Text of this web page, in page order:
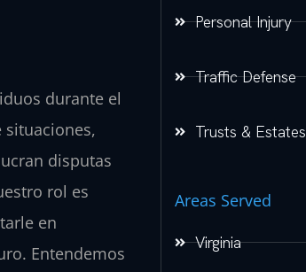
durante el
disputas
rol es
en
Entendemos
Personal Injury
Traffic Defense
Trusts & Estates
Areas Served
Virginia